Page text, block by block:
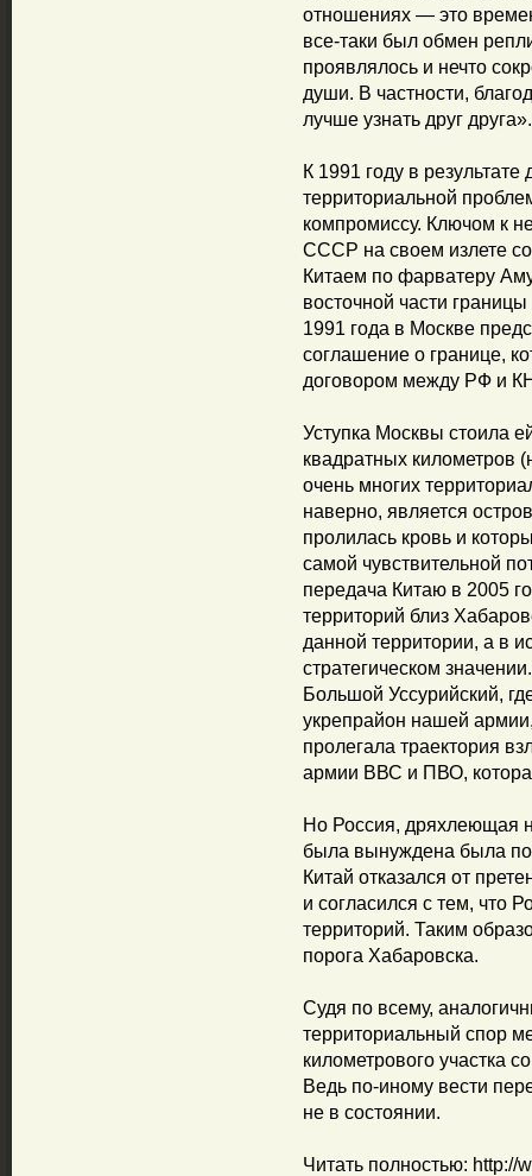
отношениях — это
все-таки был обмен
проявлялось и нечто
души. В частности,
лучше узнать друг друга».
К 1991 году в
территориальной
компромиссу. Ключом к
СССР на своем излете
Китаем по фарватеру
восточной части
1991 года в Москве
соглашение о границе,
договором между РФ и
Уступка Москвы стоила
квадратных километров
очень многих
наверно, является
пролилась кровь и
самой чувствительной
передача Китаю в 2005
территорий близ
данной территории, а в
стратегическом
Большой Уссурийский,
укрепрайон нашей
пролегала траектория
армии ВВС и ПВО,
Но Россия, дряхлеющая
была вынуждена была
Китай отказался от
и согласился с тем, что
территорий. Таким
порога Хабаровска.
Судя по всему,
территориальный спор
километрового участка
Ведь по-иному вести
не в состоянии.
Читать полностью: http://